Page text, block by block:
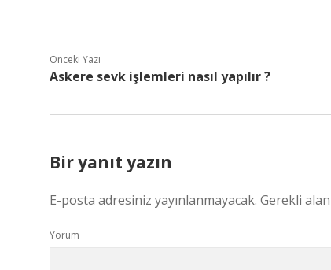
Önceki Yazı
Askere sevk işlemleri nasıl yapılır ?
Bir yanıt yazın
E-posta adresiniz yayınlanmayacak. Gerekli
Yorum